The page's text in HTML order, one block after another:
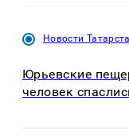
Новости
Юрьевские
человек